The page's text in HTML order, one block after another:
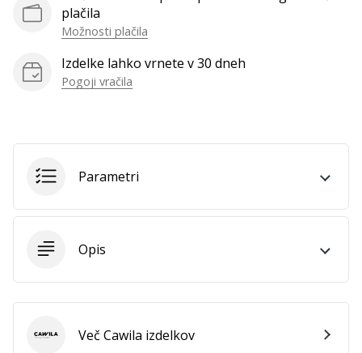
plačila
Možnosti plačila
Izdelke lahko vrnete v 30 dneh
Pogoji vračila
Parametri
Opis
CawilaVeč Cawila izdelkov